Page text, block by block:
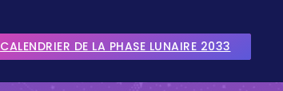
CALENDRIER DE LA PHASE LUNAIRE 2033